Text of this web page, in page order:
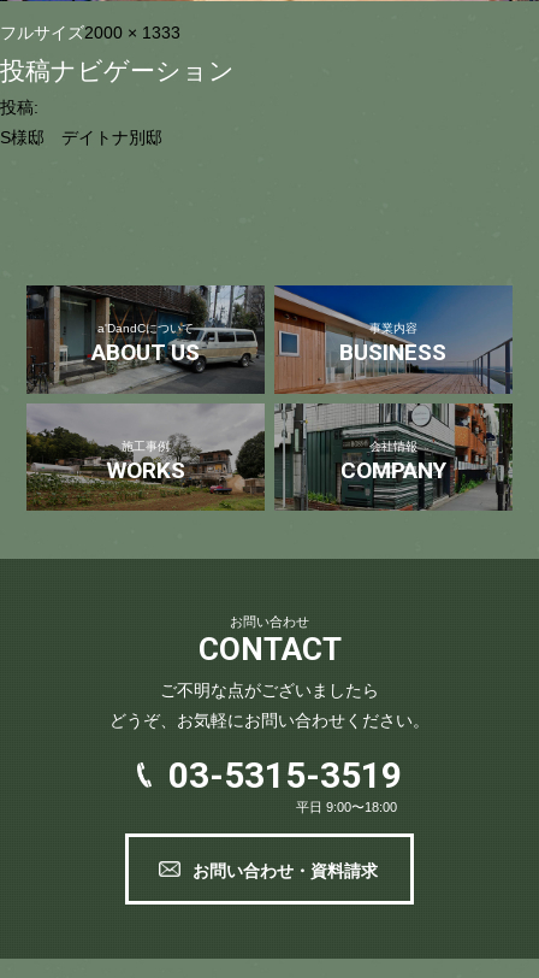
フルサイズ2000 × 1333
投稿ナビゲーション
投稿:
S様邸 デイトナ別邸
a'DandCについて
ABOUT US
事業内容
BUSINESS
施工事例
WORKS
会社情報
COMPANY
お問い合わせ
CONTACT
ご不明な点がございましたら
どうぞ、お気軽にお問い合わせください。
03-5315-3519
平日 9:00〜18:00
お問い合わせ・資料請求